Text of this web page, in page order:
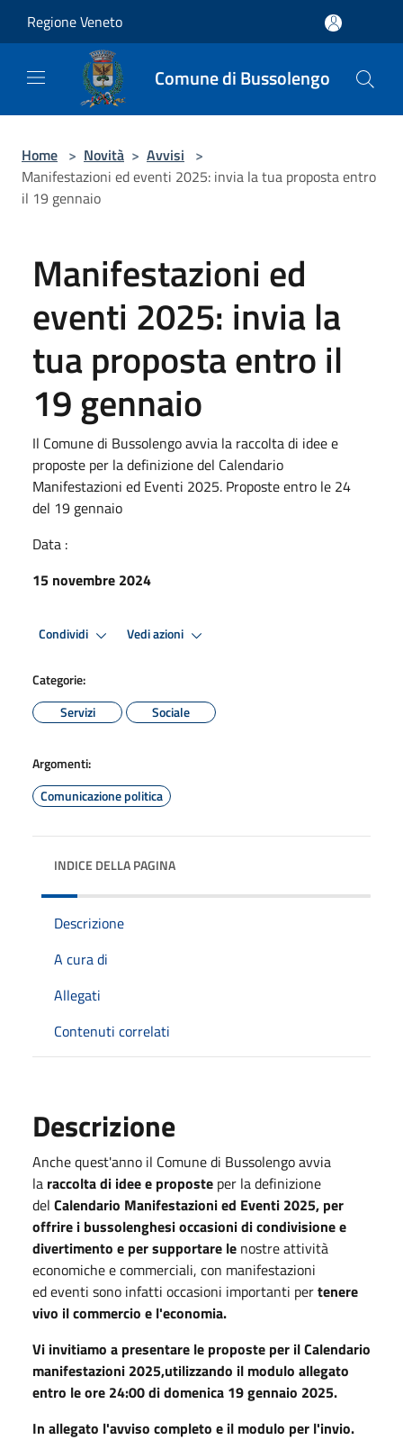
Regione Veneto
Comune di Bussolengo
Home > Novità > Avvisi >
Manifestazioni ed eventi 2025: invia la tua proposta entro
il 19 gennaio
Manifestazioni ed
eventi 2025: invia la
tua proposta entro il
19 gennaio
Il Comune di Bussolengo avvia la raccolta di idee e
proposte per la definizione del Calendario
Manifestazioni ed Eventi 2025. Proposte entro le 24
del 19 gennaio
Data :
15 novembre 2024
Condividi Vedi azioni
Categorie:
Servizi
Sociale
Argomenti:
Comunicazione politica
INDICE DELLA PAGINA
Descrizione
A cura di
Allegati
Contenuti correlati
Descrizione
Anche quest'anno il Comune di Bussolengo avvia
la raccolta di idee e proposte per la definizione
del Calendario Manifestazioni ed Eventi 2025, per
offrire i bussolenghesi occasioni di condivisione e
divertimento e per supportare le nostre attività
economiche e commerciali, con manifestazioni
ed eventi sono infatti occasioni importanti pertenere
vivo il commercio e l'economia.
Vi invitiamo a presentare le proposte per il Calendario
manifestazioni 2025,utilizzando il modulo allegato
entro le ore 24:00 di domenica 19 gennaio 2025.
In allegato l'avviso completo e il modulo per l'invio.